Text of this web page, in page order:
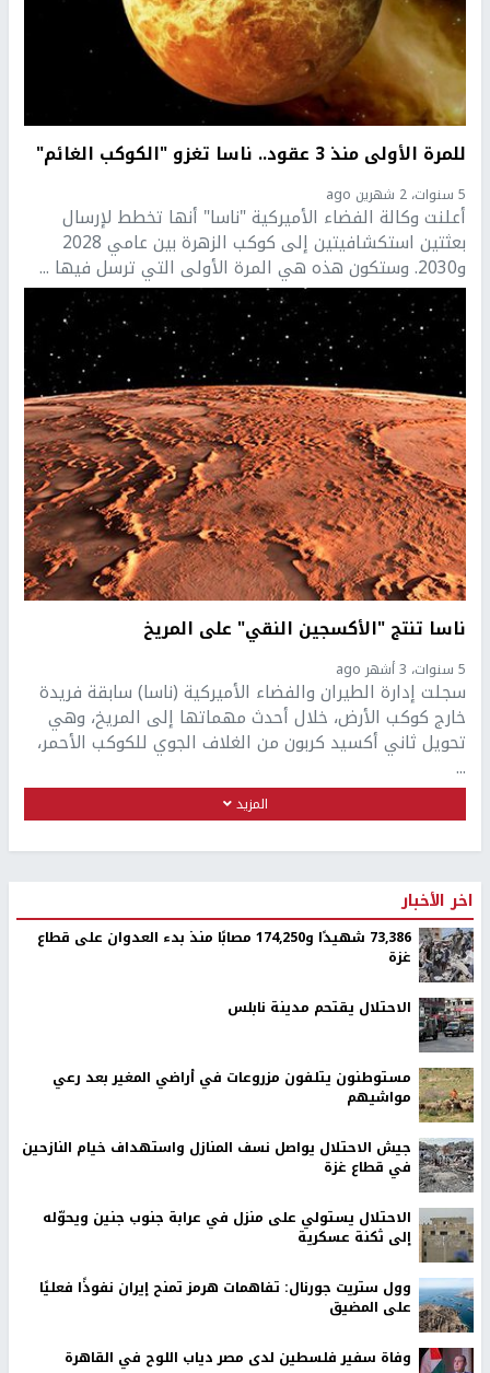
للمرة الأولى منذ 3 عقود.. ناسا تغزو "الكوكب الغائم"
5 سنوات، 2 شهرين ago
أعلنت وكالة الفضاء الأميركية "ناسا" أنها تخطط لإرسال
بعثتين استكشافيتين إلى كوكب الزهرة بين عامي 2028
و2030. وستكون هذه هي المرة الأولى التي ترسل فيها ...
​​​​ناسا تنتج "الأكسجين النقي" على المريخ
5 سنوات، 3 أشهر ago
سجلت إدارة الطيران والفضاء الأميركية (ناسا) سابقة فريدة
خارج كوكب الأرض، خلال أحدث مهماتها إلى المريخ، وهي
تحويل ثاني أكسيد كربون من الغلاف الجوي للكوكب الأحمر،
...
المزيد
اخر الأخبار
73,386 شهيدًا و174,250 مصابًا منذ بدء العدوان على قطاع
غزة
الاحتلال يقتحم مدينة نابلس
مستوطنون يتلفون مزروعات في أراضي المغير بعد رعي
مواشيهم
جيش الاحتلال يواصل نسف المنازل واستهداف خيام النازحين
في قطاع غزة
الاحتلال يستولي على منزل في عرابة جنوب جنين ويحوّله
إلى ثكنة عسكرية
وول ستريت جورنال: تفاهمات هرمز تمنح إيران نفوذًا فعليًا
على المضيق
وفاة سفير فلسطين لدى مصر دياب اللوح في القاهرة